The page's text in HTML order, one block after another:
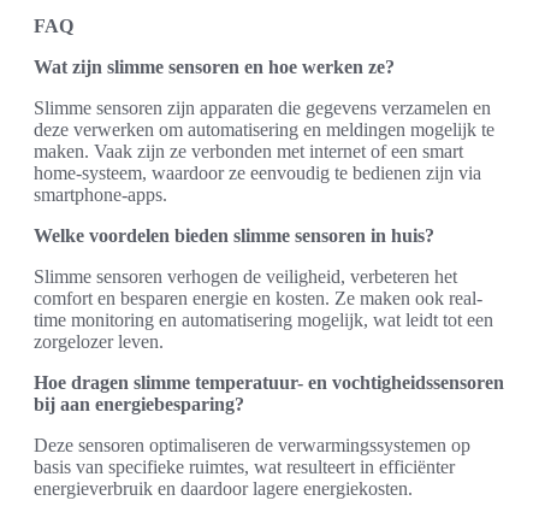
FAQ
Wat zijn slimme sensoren en hoe werken ze?
Slimme sensoren zijn apparaten die gegevens verzamelen en
deze verwerken om automatisering en meldingen mogelijk te
maken. Vaak zijn ze verbonden met internet of een smart
home-systeem, waardoor ze eenvoudig te bedienen zijn via
smartphone-apps.
Welke voordelen bieden slimme sensoren in huis?
Slimme sensoren verhogen de veiligheid, verbeteren het
comfort en besparen energie en kosten. Ze maken ook real-
time monitoring en automatisering mogelijk, wat leidt tot een
zorgelozer leven.
Hoe dragen slimme temperatuur- en vochtigheidssensoren
bij aan energiebesparing?
Deze sensoren optimaliseren de verwarmingssystemen op
basis van specifieke ruimtes, wat resulteert in efficiënter
energieverbruik en daardoor lagere energiekosten.